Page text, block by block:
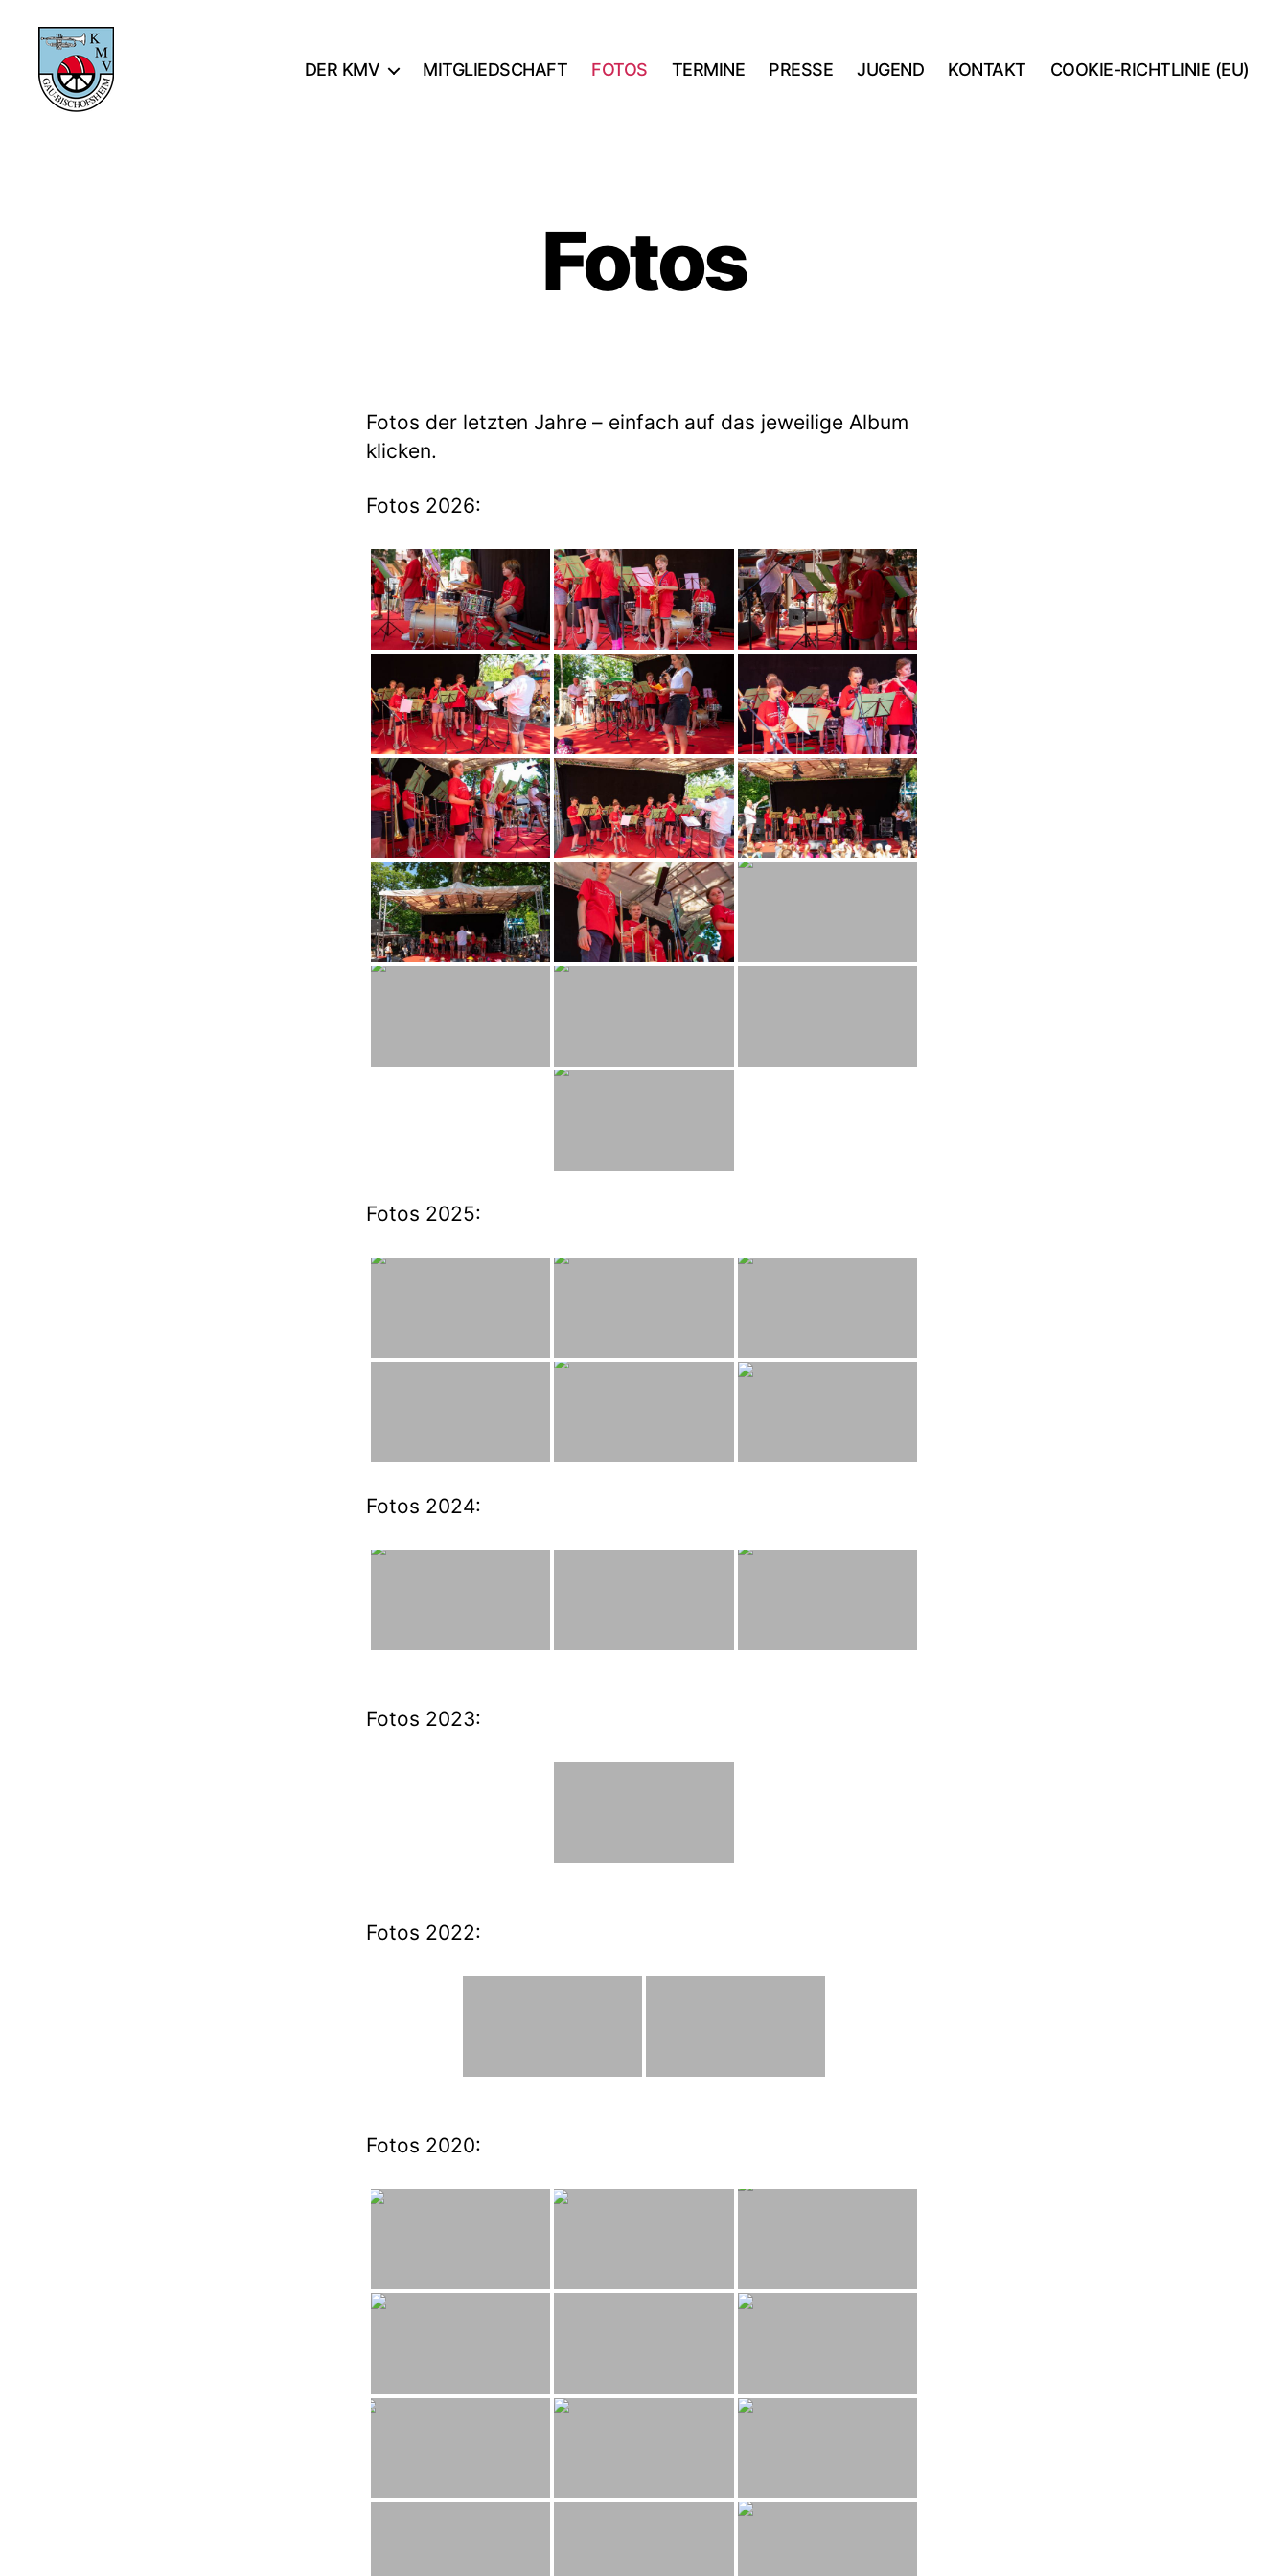
DER KMV MITGLIEDSCHAFT FOTOS TERMINE PRESSE JUGEND KONTAKT COOKIE-RICHTLINIE (EU)
Fotos
Fotos der letzten Jahre – einfach auf das jeweilige Album
klicken.
Fotos 2026:
Fotos 2025:
Fotos 2024:
Fotos 2023:
Fotos 2022:
Fotos 2020: